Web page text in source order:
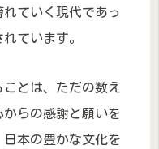
ていく現代であっ
ています。
とは、ただの数え
らの感謝と願いを
本の豊かな文化を